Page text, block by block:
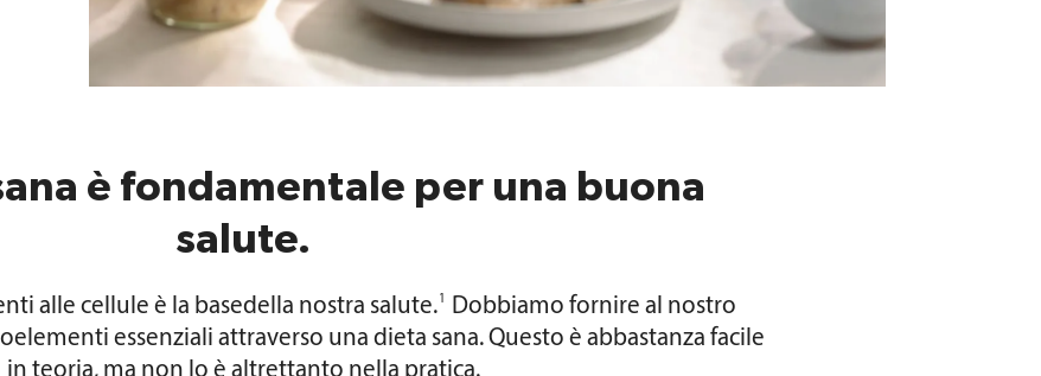
è fondamentale per una buona
salute.
alle cellule è la basedella nostra salute.1
Dobbiamo fornire al nostro
essenziali attraverso una dieta sana. Questo è abbastanza facile
in teoria, ma non lo è altrettanto nella pratica.